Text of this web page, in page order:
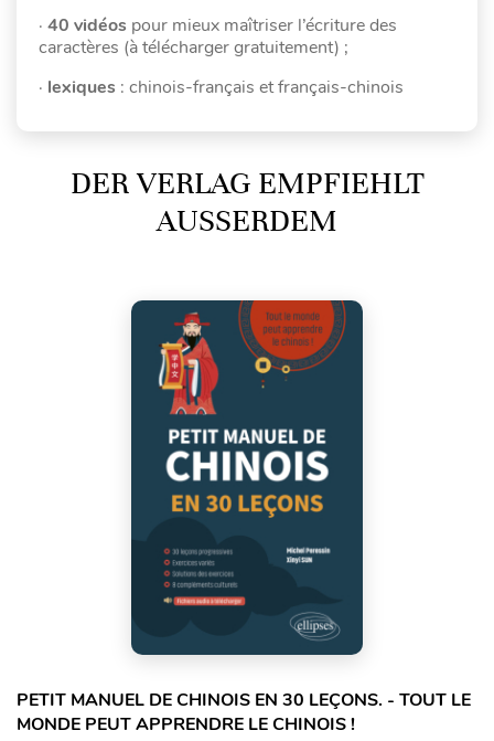
· 40 vidéos pour mieux maîtriser l’écriture des
caractères (à télécharger gratuitement) ;
· lexiques : chinois-français et français-chinois
DER VERLAG EMPFIEHLT
AUSSERDEM
PETIT MANUEL DE CHINOIS EN 30 LEÇONS. - TOUT LE
MONDE PEUT APPRENDRE LE CHINOIS !